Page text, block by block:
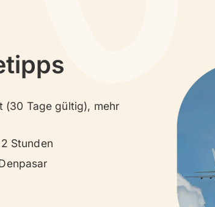
(30 Tage gültig), mehr
Stunden